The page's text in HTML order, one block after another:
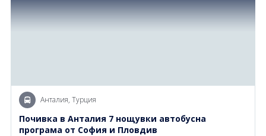
Анталия, Турция
Почивка в Анталия 7 нощувки автобусна
програма от София и Пловдив